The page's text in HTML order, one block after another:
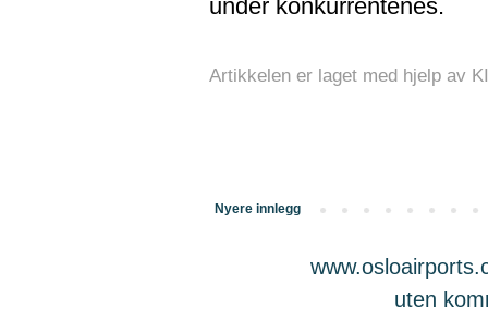
under konkurrentenes.
Artikkelen er laget med hjelp av
Nyere innlegg
uten